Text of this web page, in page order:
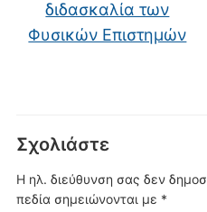
διδασκαλία των
Φυσικών Επιστημών
Σχολιάστε
Η ηλ. διεύθυνση σας δεν
πεδία σημειώνονται με *